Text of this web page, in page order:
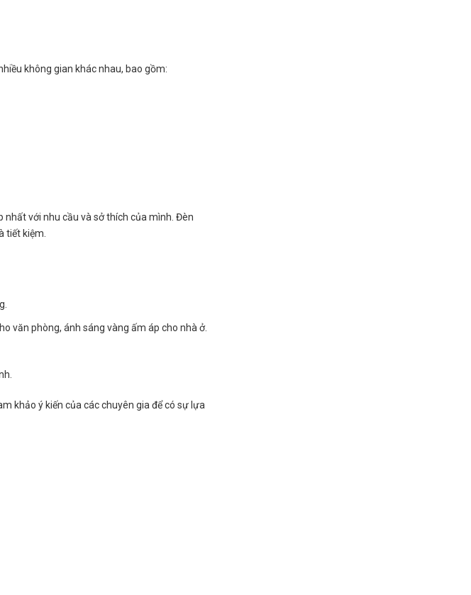
không gian khác nhau, bao gồm:
nhất với nhu cầu và sở thích của mình. Đèn
tiết kiệm.
văn phòng, ánh sáng vàng ấm áp cho nhà ở.
khảo ý kiến của các chuyên gia để có sự lựa